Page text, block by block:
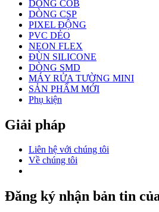
DÒNG COB
DÒNG CSP
PIXEL ĐỘNG
PVC DẺO
NEON FLEX
ĐÙN SILICONE
DÒNG SMD
MÁY RỬA TƯỜNG MINI
SẢN PHẨM MỚI
Phụ kiện
Giải pháp
Liên hệ với chúng tôi
Về chúng tôi
Đăng ký nhận bản tin